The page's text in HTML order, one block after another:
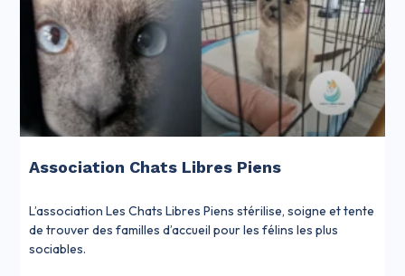
Association Chats Libres Piens
L’association Les Chats Libres Piens stérilise, soigne et tente
de trouver des familles d’accueil pour les félins les plus
sociables.